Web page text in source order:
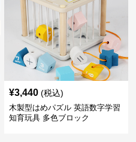
¥3,440 (税込)
木製型はめパズル 英語数字学習
知育玩具 多色ブロック